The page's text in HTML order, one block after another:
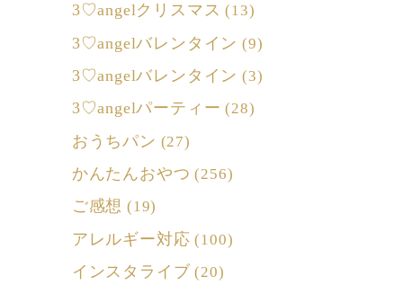
3♡angelクリスマス (13)
3♡angelバレンタイン (9)
3♡angelバレンタイン (3)
3♡angelパーティー (28)
おうちパン (27)
かんたんおやつ (256)
ご感想 (19)
アレルギー対応 (100)
インスタライブ (20)